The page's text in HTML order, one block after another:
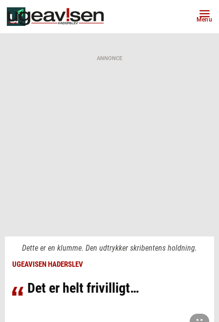
Menu
ANNONCE
Dette er en klumme. Den udtrykker skribentens holdning.
UGEAVISEN HADERSLEV
Det er helt frivilligt…